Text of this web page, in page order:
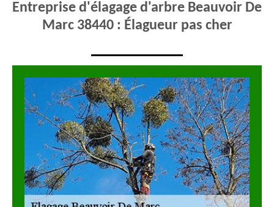
Entreprise d'élagage d'arbre Beauvoir De
Marc 38440 : Élagueur pas cher